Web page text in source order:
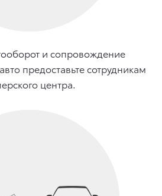
и сопровождение
предоставьте сотрудникам
центра.